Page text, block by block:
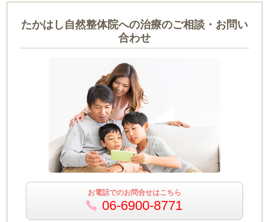
たかはし自然整体院への治療のご相談・お問い
合わせ
お電話でのお問合せはこちら
06-6900-8771